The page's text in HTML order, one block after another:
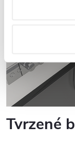
Tvrzené